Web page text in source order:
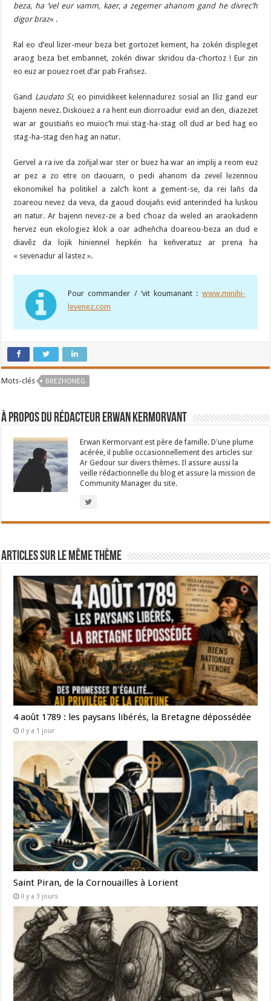
beza, ha ’vel eur vamm, kaer, a zegemer ahanom gand he divrec’h
digor braz« .
Ral eo d’eul lizer-meur beza bet gortozet kement, ha zokén displeget
araog beza bet embannet, zokén diwar skridou da-c’hortoz ! Eur zin
eo euz ar pouez roet d’ar pab Frañsez.
Gand Laudato Si, eo pinvidikeet kelennadurez sosial an Iliz gand eur
bajenn nevez. Diskouez a ra hent eun diorroadur evid an den, diazezet
war ar goustiañs eo muioc’h mui stag-ha-stag oll dud ar bed hag eo
stag-ha-stag den hag an natur.
Gervel a ra ive da zoñjal war ster or buez ha war an implij a reom euz
ar pez a zo etre on daouarn, o pedi ahanom da zevel lezennou
ekonomikel ha politikel a zalc’h kont a gement-se, da rei lañs da
zoareou nevez da veva, da gaoud doujañs evid anterinded ha luskou
an natur. Ar bajenn nevez-ze a bed c’hoaz da weled an araokadenn
hervez eun ekologiez klok a oar adheñcha doareou-beza an dud e
diavêz da lojik hiniennel hepkén ha keñveratuz ar prena ha
« sevenadur al lastez ».
Pour commander / ‘vit koumanant : www.minihi-
levenez.com
Mots-clés BREZHONEG
À propos du rédacteur Erwan Kermorvant
Erwan Kermorvant est père de famille. D'une plume
acérée, il publie occasionnellement des articles sur
Ar Gedour sur divers thèmes. Il assure aussi la
veille rédactionnelle du blog et assure la mission de
Community Manager du site.
Articles sur le même thème
4 août 1789 : les paysans libérés, la Bretagne dépossédée
il y a 1 jour
Saint Piran, de la Cornouailles à Lorient
il y a 3 jours